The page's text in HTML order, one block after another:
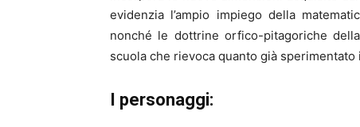
evidenzia l’ampio impiego della
nonché le dottrine orfico-pitagoriche
scuola che rievoca quanto già sperimentato
I personaggi: